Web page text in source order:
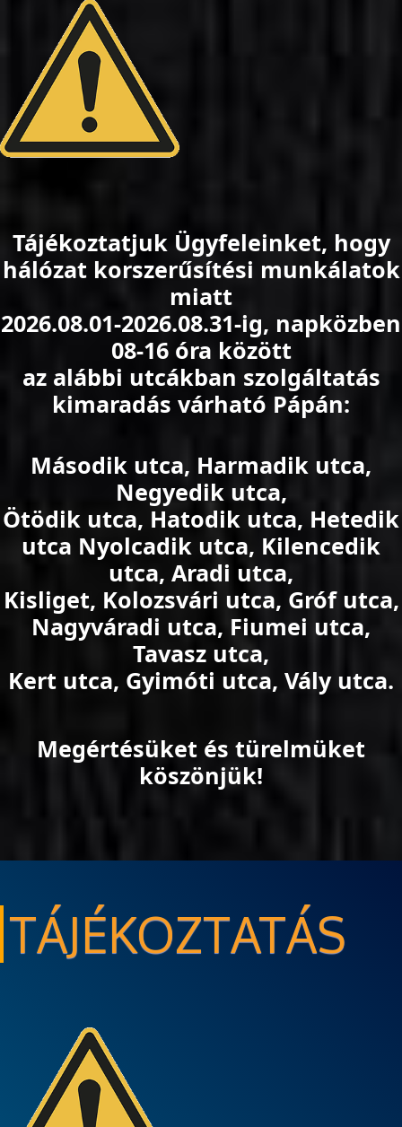
Tájékoztatjuk Ügyfeleinket, hogy
hálózat korszerűsítési munkálatok
miatt
2026.08.01-2026.08.31-ig, napközben
08-16 óra között
az alábbi utcákban szolgáltatás
kimaradás várható Pápán:
Második utca, Harmadik utca,
Negyedik utca,
Ötödik utca, Hatodik utca, Hetedik
utca Nyolcadik utca, Kilencedik
utca, Aradi utca,
Kisliget, Kolozsvári utca, Gróf utca,
Nagyváradi utca, Fiumei utca,
Tavasz utca,
Kert utca, Gyimóti utca, Vály utca.
Megértésüket és türelmüket
köszönjük!
TÁJÉKOZTATÁS